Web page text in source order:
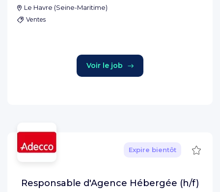
Le Havre (Seine-Maritime)
Ventes
Voir le job
Expire bientôt
Responsable d'Agence Hébergée (h/f)